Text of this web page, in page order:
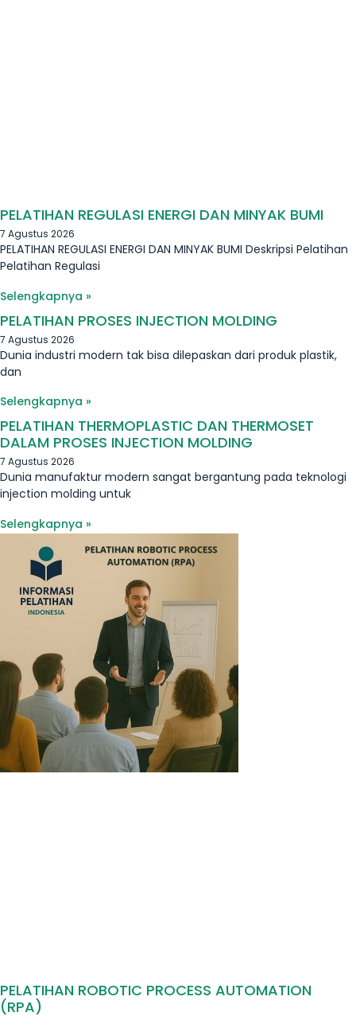
PELATIHAN REGULASI ENERGI DAN MINYAK BUMI
7 Agustus 2026
PELATIHAN REGULASI ENERGI DAN MINYAK BUMI Deskripsi Pelatihan
Pelatihan Regulasi
Selengkapnya »
PELATIHAN PROSES INJECTION MOLDING
7 Agustus 2026
Dunia industri modern tak bisa dilepaskan dari produk plastik,
dan
Selengkapnya »
PELATIHAN THERMOPLASTIC DAN THERMOSET
DALAM PROSES INJECTION MOLDING
7 Agustus 2026
Dunia manufaktur modern sangat bergantung pada teknologi
injection molding untuk
Selengkapnya »
PELATIHAN ROBOTIC PROCESS AUTOMATION
(RPA)